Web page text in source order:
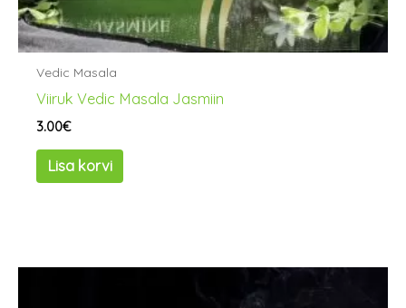
Vedic Masala
Viiruk Vedic Masala Jasmiin
3.00€
Lisa korvi